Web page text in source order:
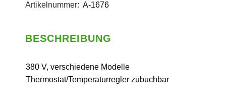
Artikelnummer: A-1676
BESCHREIBUNG
380 V, verschiedene Modelle
Thermostat/Temperaturregler zubuchbar